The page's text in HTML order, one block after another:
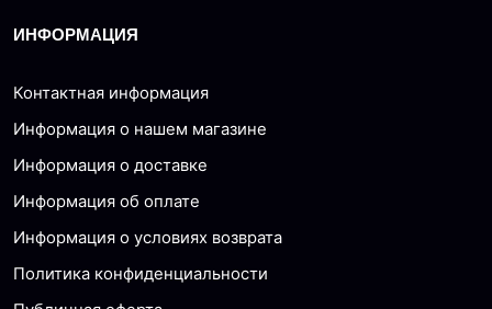
ИНФОРМАЦИЯ
Контактная информация
Информация о нашем магазине
Информация о доставке
Информация об оплате
Информация о условиях возврата
Политика конфиденциальности